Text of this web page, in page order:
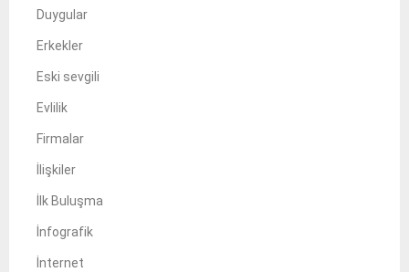
Duygular
Erkekler
Eski sevgili
Evlilik
Firmalar
İlişkiler
İlk Buluşma
İnfografik
İnternet